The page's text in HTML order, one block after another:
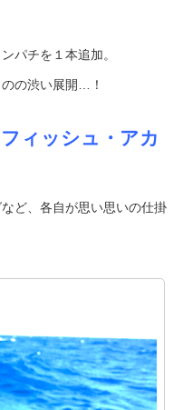
パチを１本追加。
の渋い展開…！
ィッシュ・アカ
ど、各自が思い思いの仕掛